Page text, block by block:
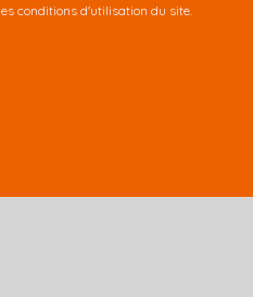
conditions d'utilisation du site.